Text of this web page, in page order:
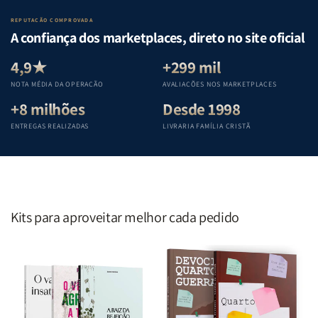
Lar
|
Equipe
Teológica
Penkal
|
Equipe
Penkal
|
Equipe
Teológica
Penkal
Equipe
REPUTAÇÃO COMPROVADA
A confiança dos marketplaces, direto no site oficial
4,9★
NOTA MÉDIA DA OPERAÇÃO
+299 mil
AVALIAÇÕES NOS MARKETPLACES
+8 milhões
ENTREGAS REALIZADAS
Desde 1998
LIVRARIA FAMÍLIA CRISTÃ
Kits para aproveitar melhor cada pedido